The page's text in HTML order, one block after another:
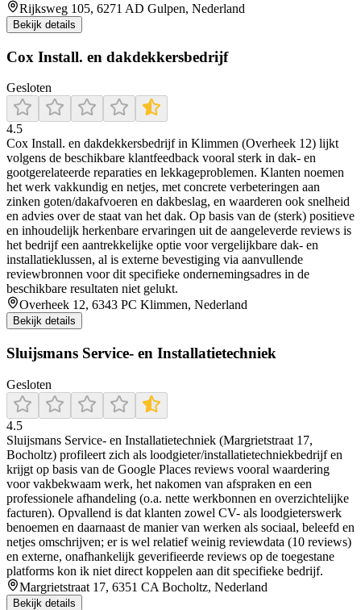
Rijksweg 105, 6271 AD Gulpen, Nederland
Bekijk details
Cox Install. en dakdekkersbedrijf
Gesloten
4.5
Cox Install. en dakdekkersbedrijf in Klimmen (Overheek 12) lijkt
volgens de beschikbare klantfeedback vooral sterk in dak- en
gootgerelateerde reparaties en lekkageproblemen. Klanten noemen
het werk vakkundig en netjes, met concrete verbeteringen aan
zinken goten/dakafvoeren en dakbeslag, en waarderen ook snelheid
en advies over de staat van het dak. Op basis van de (sterk) positieve
en inhoudelijk herkenbare ervaringen uit de aangeleverde reviews is
het bedrijf een aantrekkelijke optie voor vergelijkbare dak- en
installatieklussen, al is externe bevestiging via aanvullende
reviewbronnen voor dit specifieke ondernemingsadres in de
beschikbare resultaten niet gelukt.
Overheek 12, 6343 PC Klimmen, Nederland
Bekijk details
Sluijsmans Service- en Installatietechniek
Gesloten
4.5
Sluijsmans Service- en Installatietechniek (Margrietstraat 17,
Bocholtz) profileert zich als loodgieter/installatietechniekbedrijf en
krijgt op basis van de Google Places reviews vooral waardering
voor vakbekwaam werk, het nakomen van afspraken en een
professionele afhandeling (o.a. nette werkbonnen en overzichtelijke
facturen). Opvallend is dat klanten zowel CV- als loodgieterswerk
benoemen en daarnaast de manier van werken als sociaal, beleefd en
netjes omschrijven; er is wel relatief weinig reviewdata (10 reviews)
en externe, onafhankelijk geverifieerde reviews op de toegestane
platforms kon ik niet direct koppelen aan dit specifieke bedrijf.
Margrietstraat 17, 6351 CA Bocholtz, Nederland
Bekijk details